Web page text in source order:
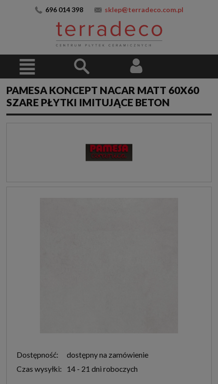
696 014 398 sklep@terradeco.com.pl
PAMESA KONCEPT NACAR MATT 60X60
SZARE PŁYTKI IMITUJĄCE BETON
Dostępność:
dostępny na zamówienie
Czas wysyłki:
14 - 21 dni roboczych